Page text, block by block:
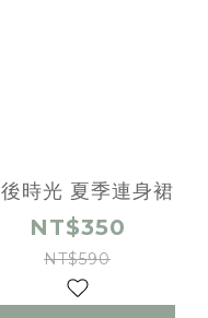
時光 夏季連身裙
NT$350
NT$590